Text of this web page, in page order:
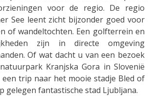
voor de regio. De regio
See leent zicht bijzonder goed voor
of wandeltochten. Een golfterrein en
zijn in directe omgeving
Of wat dacht u van een bezoek
Kranjska Gora in Slovenië
een trip naar het mooie stadje Bled of
gelegen fantastische stad Ljubljana.